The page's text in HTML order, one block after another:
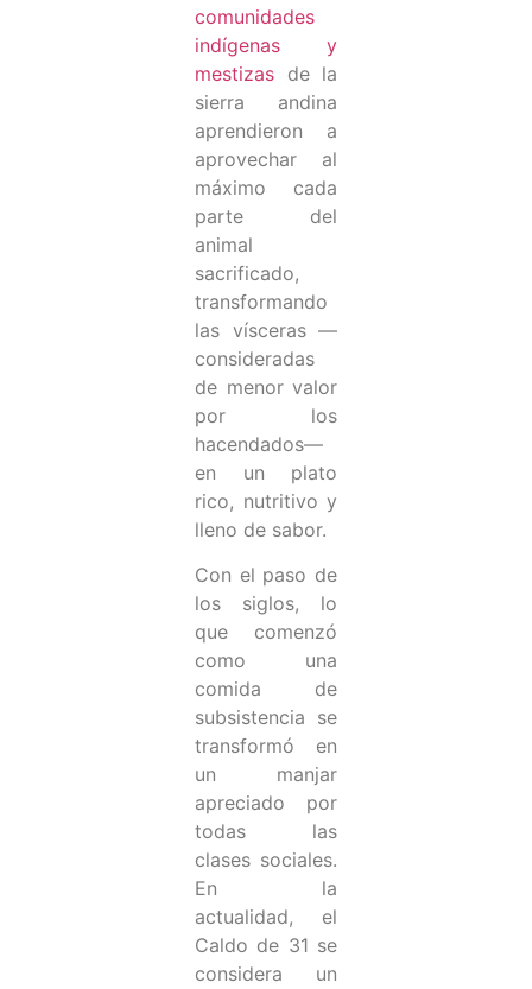
comunidades
indígenas y
mestizasde la
sierra andina
aprendieron a
aprovechar al
máximo cada
parte del
animal
sacrificado,
transformando
las vísceras —
consideradas
de menor valor
por los
hacendados—
en un plato
rico, nutritivo y
lleno de sabor.
Con el paso de
los siglos, lo
que comenzó
como una
comida de
subsistencia se
transformó en
un manjar
apreciado por
todas las
clases sociales.
En la
actualidad, el
Caldo de 31 se
considera un